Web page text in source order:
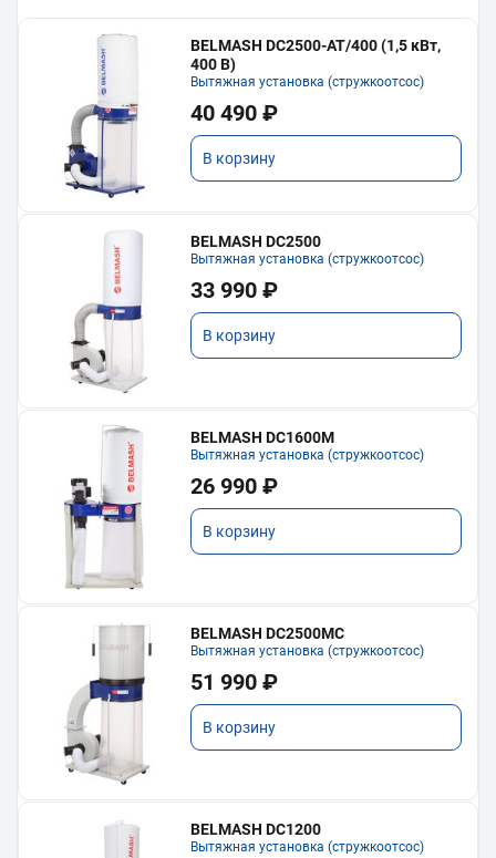
BELMASH DC2500-AT/400 (1,5 кВт,
400 В)
Вытяжная установка (стружкоотсос)
40 490 ₽
В корзину
BELMASH DC2500
Вытяжная установка (стружкоотсос)
33 990 ₽
В корзину
BELMASH DC1600M
Вытяжная установка (стружкоотсос)
26 990 ₽
В корзину
BELMASH DC2500MC
Вытяжная установка (стружкоотсос)
51 990 ₽
В корзину
BELMASH DC1200
Вытяжная установка (стружкоотсос)